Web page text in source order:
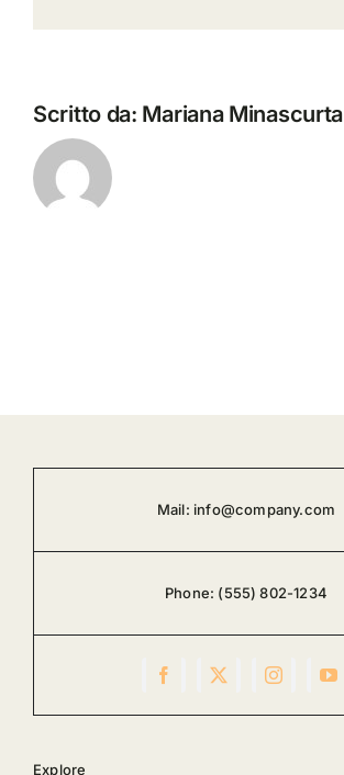
Scritto da: Mariana Minascurta
Mail: info@company.com
Phone: (555) 802-1234
Explore